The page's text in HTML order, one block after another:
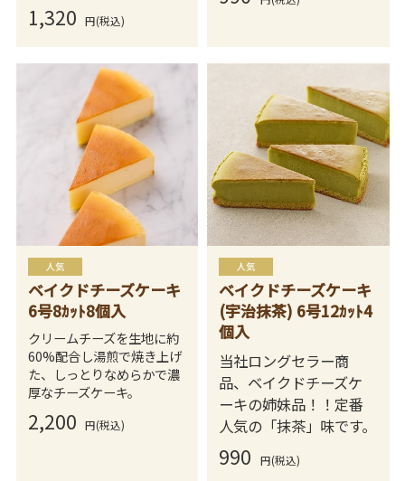
1,320 円(税込)
ベイクドチーズケーキ
6号8ｶｯﾄ8個入
クリームチーズを生地に約
60%配合し湯煎で焼き上げ
た、しっとりなめらかで濃
厚なチーズケーキ。
2,200 円(税込)
ベイクドチーズケーキ
(宇治抹茶) 6号12ｶｯﾄ4
個入
当社ロングセラー商
品、ベイクドチーズケ
ーキの姉妹品！！定番
人気の「抹茶」味です。
990 円(税込)